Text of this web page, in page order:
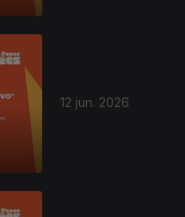
12 jun. 2026